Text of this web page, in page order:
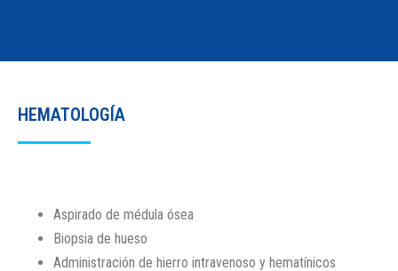
HEMATOLOGÍA
Aspirado de médula ósea
Biopsia de hueso
Administración de hierro intravenoso y hematínicos